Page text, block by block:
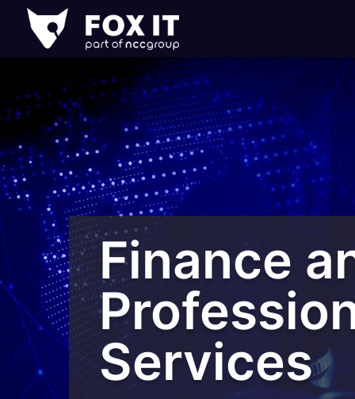
Fox-
IT
Finance
Services